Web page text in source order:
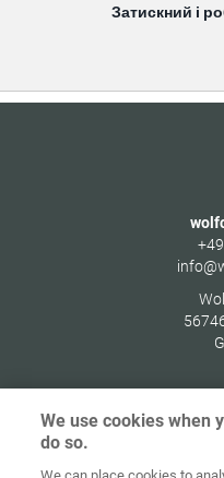
Затискний і
сторінка Контакт
We use cookies when
do so.